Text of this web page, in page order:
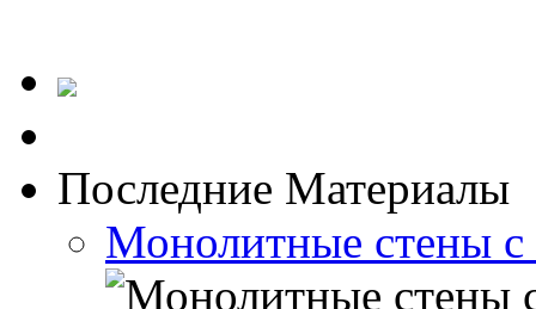
Последние Материалы
Монолитные стены с